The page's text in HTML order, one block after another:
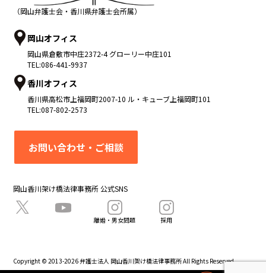
（岡山弁護士会・香川県弁護士会所属）
岡山オフィス
岡山県倉敷市中庄2372-4 グローリー中庄101
TEL:086-441-9937
香川オフィス
香川県高松市 上福岡町2007-10 ル・キューブ上福岡町101
TEL:087-802-2573
お問い合わせ・ご相談
岡山香川架け橋法律事務所 公式SNS
離婚・男女問題 採用
Copyright © 2013-2026 弁護士法人 岡山香川架け橋法律事務所 All Rights Reserved.